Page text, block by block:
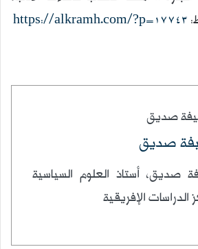
https://alkramh.com/?p=17743
صديق
صديق، أستاذ العلوم السياسية
الإفريقية